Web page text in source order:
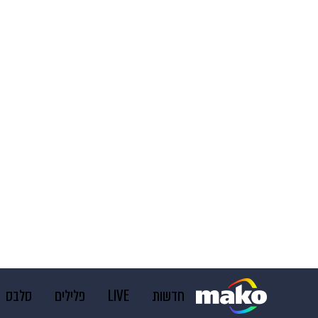
חדשות LIVE פלילים סלבס